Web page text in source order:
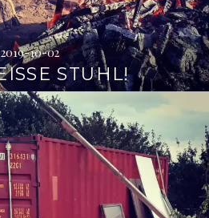
2019-10-02
STUHL!